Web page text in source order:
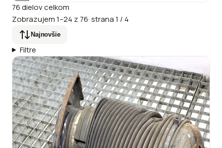
76dielovcelkom
Zobrazujem1–24 z 76·strana1 / 4
Najnovšie
Filtre